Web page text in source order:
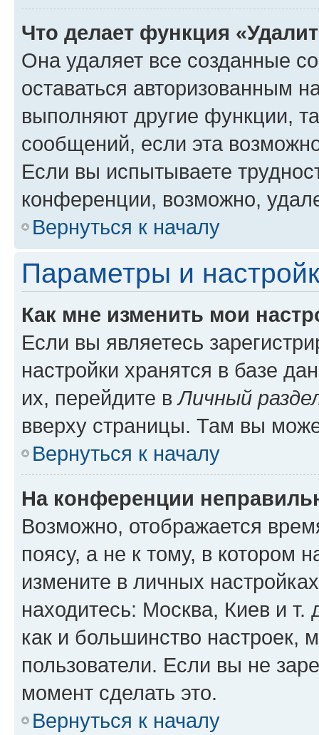
Что делает функция
Она удаляет все созданные
оставаться авторизованным
выполняют другие функции,
сообщений, если эта
Если вы испытываете
конференции, возможно,
Вернуться к началу
Параметры и
Как мне изменить мои
Если вы являетесь
настройки хранятся в базе
их, перейдите вЛичный
вверху страницы. Там вы
Вернуться к началу
На конференции
Возможно, отображается
поясу, а не к тому, в котором
измените в личных
находитесь: Москва, Киев и т.
как и большинство настроек,
пользователи. Если вы не
момент сделать это.
Вернуться к началу